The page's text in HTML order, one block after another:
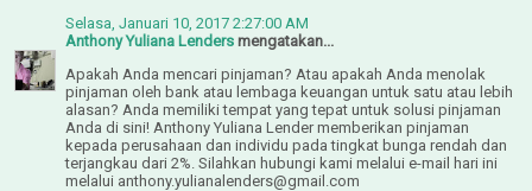
Selasa, Januari 10, 2017 2:27:00 AM
Anthony Yuliana Lenders mengatakan...
Apakah Anda mencari pinjaman? Atau apakah Anda menolak
pinjaman oleh bank atau lembaga keuangan untuk satu atau lebih
alasan? Anda memiliki tempat yang tepat untuk solusi pinjaman
Anda di sini! Anthony Yuliana Lender memberikan pinjaman
kepada perusahaan dan individu pada tingkat bunga rendah dan
terjangkau dari 2%. Silahkan hubungi kami melalui e-mail hari ini
melalui anthony.yulianalenders@gmail.com